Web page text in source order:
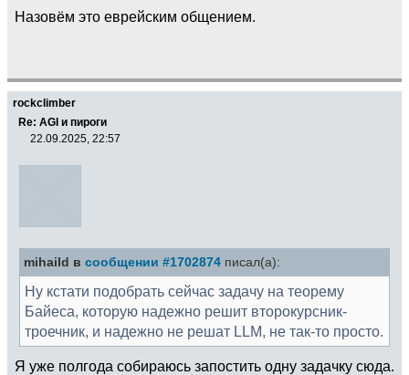
Назовём это еврейским общением.
rockclimber
Re: AGI и пироги
22.09.2025, 22:57
mihaild в сообщении #1702874 писал(а):
Ну кстати подобрать сейчас задачу на теорему
Байеса, которую надежно решит второкурсник-
троечник, и надежно не решат LLM, не так-то просто.
Я уже полгода собираюсь запостить одну задачку сюда.